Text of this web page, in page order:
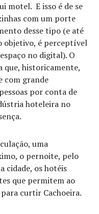
motel. E isso é de se
com um porte
desse tipo (e até
objetivo, é perceptível
no digital). O
que, historicamente,
com grande
por conta de
hoteleira no
uma
o pernoite, pelo
cidade, os hotéis
que permitem ao
curtir Cachoeira.